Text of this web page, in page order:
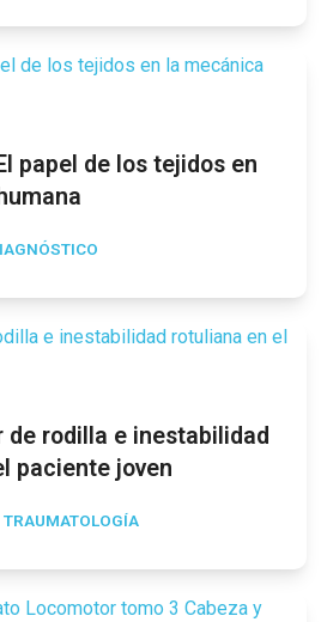
papel de los tejidos en
de rodilla e inestabilidad
paciente joven
TRAUMATOLOGÍA